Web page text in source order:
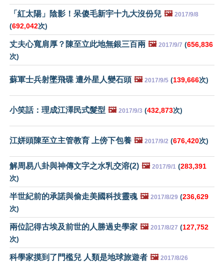
「紅太陽」陰影！呆傻毛新宇十九大沒份兒 🖼️ 2017/9/8
(692,042次)
丈夫心寬肩厚？陳至立此地無銀三百兩 🖼️ 2017/9/7 (656,836
次)
蘇軍士兵射墜飛碟 遭外星人變石頭 🖼️ 2017/9/5 (139,666次)
小笑話：理成江澤民式髮型 🖼️ 2017/9/3 (432,873次)
江姘頭陳至立主管教育 上傍下包養 🖼️ 2017/9/2 (676,420次)
解周易八卦與神傳文字之水乳交溶(2) 🖼️ 2017/9/1 (283,391
次)
半世紀前的承諾與偷走美國科技靈魂 🖼️ 2017/8/29 (236,629
次)
兩位記得古埃及前世的人勝過史學家 🖼️ 2017/8/27 (127,752
次)
科學家摸到了門檻兒 人類是地球旅遊者 🖼️ 2017/8/26